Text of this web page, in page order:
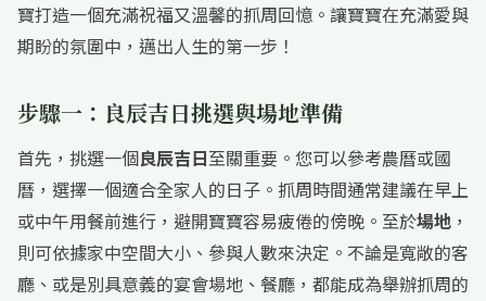
寶打造一個充滿祝福又溫馨的抓周回憶。讓寶寶在充滿愛與
期盼的氛圍中，邁出人生的第一步！
步驟一：良辰吉日挑選與場地準備
首先，挑選一個良辰吉日至關重要。您可以參考農曆或國
曆，選擇一個適合全家人的日子。抓周時間通常建議在早上
或中午用餐前進行，避開寶寶容易疲倦的傍晚。至於場地 ，
則可依據家中空間大小、參與人數來決定。不論是寬敞的客
廳、或是別具意義的宴會場地、餐廳，都能成為舉辦抓周的